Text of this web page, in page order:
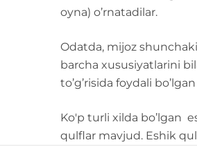
oyna) o’rnatadilar.
Odatda, mijoz
barcha xususiyatlarini
to’g’risida foydali
Ko'p turli xilda bo’lgan
qulflar mavjud. Eshik